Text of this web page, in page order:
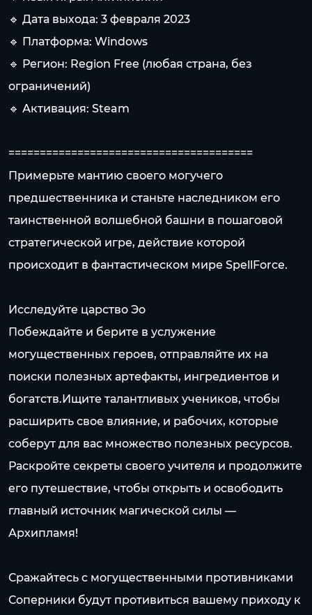
🔹 Дата выхода: 3 февраля 2023
🔹 Платформа: Windows
🔹 Регион: Region Free (любая страна, без
ограничений)
🔹 Активация: Steam
=======================================
Примерьте мантию своего могучего
предшественника и станьте наследником его
таинственной волшебной башни в пошаговой
стратегической игре, действие которой
происходит в фантастическом мире SpellForce.
Исследуйте царство Эо
Побеждайте и берите в услужение
могущественных героев, отправляйте их на
поиски полезных артефакты, ингредиентов и
богатств.Ищите талантливых учеников, чтобы
расширить свое влияние, и рабочих, которые
соберут для вас множество полезных ресурсов.
Раскройте секреты своего учителя и продолжите
его путешествие, чтобы открыть и освободить
главный источник магической силы —
Архипламя!
Сражайтесь с могущественными противниками
Соперники будут противиться вашему приходу к